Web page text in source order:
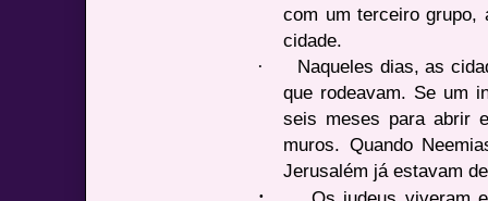
com um terceiro
cidade.
·
Naqueles dias, as
que rodeavam. Se um
seis meses para abrir
muros. Quando
Jerusalém já estavam